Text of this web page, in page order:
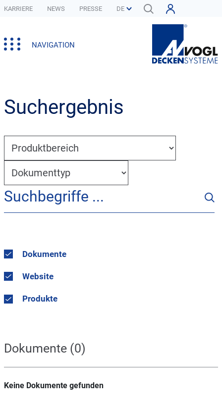
KARRIERE NEWS PRESSE
NAVIGATION
Suchergebnis
Dokumente
Website
Produkte
Dokumente (0)
Keine Dokumente gefunden